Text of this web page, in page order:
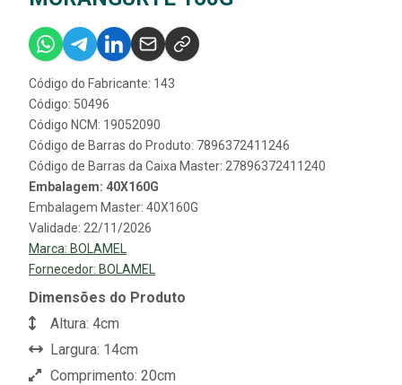
Código do Fabricante: 143
Código: 50496
Código NCM: 19052090
Código de Barras do Produto: 7896372411246
Código de Barras da Caixa Master: 27896372411240
Embalagem: 40X160G
Embalagem Master: 40X160G
Validade: 22/11/2026
Marca: BOLAMEL
Fornecedor: BOLAMEL
Dimensões do Produto
Altura: 4cm
Largura: 14cm
Comprimento: 20cm